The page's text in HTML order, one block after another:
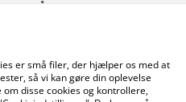
Åbningstider
er små filer, der hjælper os med at
så vi kan gøre din oplevelse
disse cookies og kontrollere,